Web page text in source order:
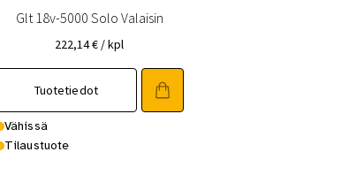
Glt 18v-5000 Solo Valaisin
222,14€ / kpl
Tuotetiedot
Vähissä
Tilaustuote